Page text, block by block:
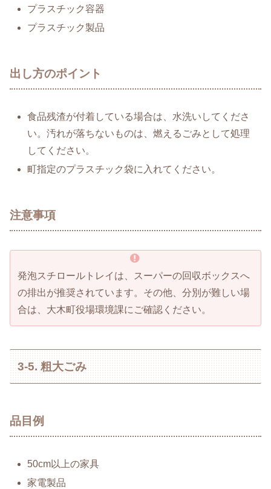
プラスチック容器
プラスチック製品
出し方のポイント
食品残渣が付着している場合は、水洗いしてくださ
い。汚れが落ちないものは、燃えるごみとして処理
してください。
町指定のプラスチック袋に入れてください。
注意事項
発泡スチロールトレイは、スーパーの回収ボックスへ
の排出が推奨されています。その他、分別が難しい場
合は、大木町役場環境課にご確認ください。
3-5. 粗大ごみ
品目例
50cm以上の家具
家電製品